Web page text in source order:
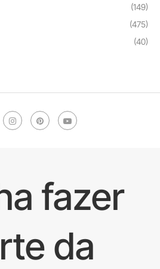
(149)
(475)
(40)
fazer
da